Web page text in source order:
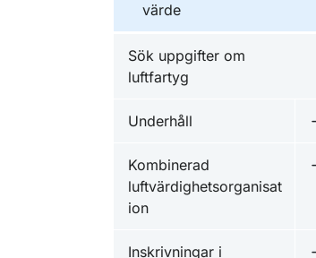
värde
Sök uppgifter om
luftfartyg
Underhåll
Kombinerad
luftvärdighetsorganisat
ion
Inskrivningar i